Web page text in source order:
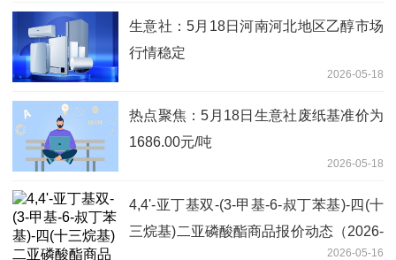
生意社：5月18日河南河北地区乙醇市场
行情稳定
2026-05-18
热点聚焦：5月18日生意社废纸基准价为
1686.00元/吨
2026-05-18
4,4'-亚丁基双-(3-甲基-6-叔丁苯基)-四(十
三烷基)二亚磷酸酯商品报价动态（2026-
2026-05-16